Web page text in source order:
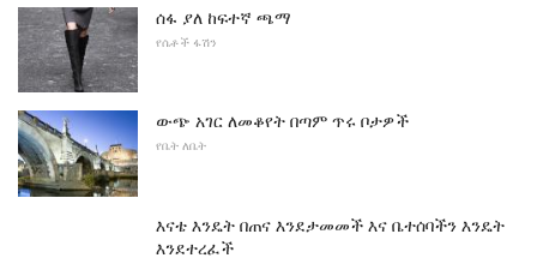
ሰፋ ያለ ከፍተኛ ጫማ
የሴቶች ፋሽን
ውጭ አገር ለመቆየት በጣም ጥሩ ቦታዎች
የቤት ለቤት
እናቴ እንዴት በጠና እንደታመመች እና ቤተሰባችን እንዴት
እንደተረፈች